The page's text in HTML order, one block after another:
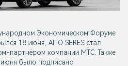
Экономическом Форуме
18 июня, AITO SERES стал
партнёром компании МТС. Также
было подписано